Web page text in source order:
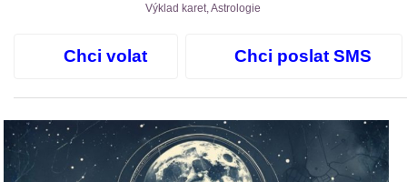
Výklad karet, Astrologie
Chci volat Chci poslat SMS